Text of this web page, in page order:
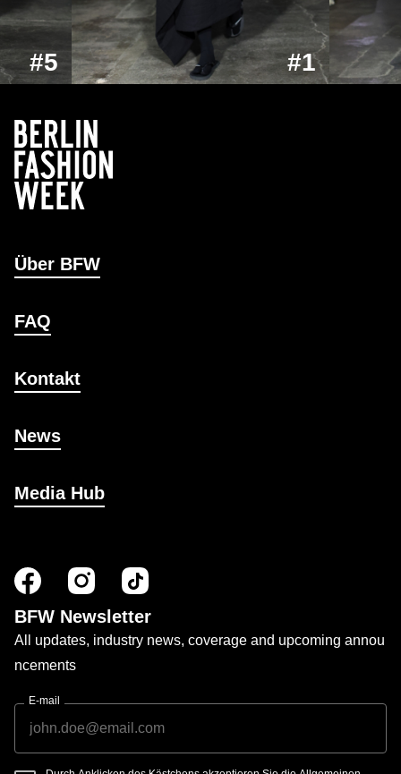
#5 #1
Über BFW
FAQ
Kontakt
News
Media Hub
BFW Newsletter
All updates, industry news, coverage and upcoming annou
ncements
E-mail